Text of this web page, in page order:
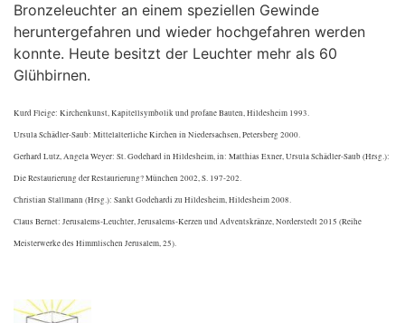
Bronzeleuchter an einem speziellen Gewinde
heruntergefahren und wieder hochgefahren werden
konnte. Heute besitzt der Leuchter mehr als 60
Glühbirnen.
Kurd Fleige: Kirchenkunst, Kapitellsymbolik und profane Bauten, Hildesheim 1993.
Ursula Schädler-Saub: Mittelalterliche Kirchen in Niedersachsen, Petersberg 2000.
Gerhard Lutz, Angela Weyer: St. Godehard in Hildesheim, in: Matthias Exner, Ursula Schädler-Saub (Hrsg.):
Die Restaurierung der Restaurierung? München 2002, S. 197-202.
Christian Stallmann (Hrsg.): Sankt Godehardi zu Hildesheim, Hildesheim 2008.
Claus Bernet: Jerusalems-Leuchter, Jerusalems-Kerzen und Adventskränze, Norderstedt 2015 (Reihe
Meisterwerke des Himmlischen Jerusalem, 25).